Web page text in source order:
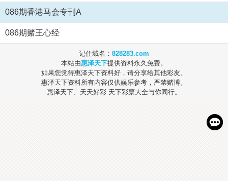
086期香港马会专刊A
086期赌王心经
记住域名： 828283.com
本站由惠泽天下提供资料永久免费。
如果您觉得惠泽天下资料好，请分享给其他彩友。
惠泽天下资料所有内容仅供娱乐参考，严禁赌博。
惠泽天下、天天好彩 天下彩票大全与你同行。